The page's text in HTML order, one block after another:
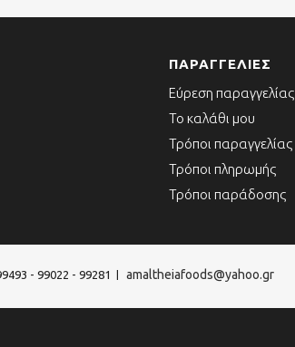
ΠΑΡΑΓΓΕΛΊΕΣ
Εύρεση παραγγελίας
Το καλάθι μου
Τρόποι παραγγελίας
Τρόποι πληρωμής
Τρόποι παράδοσης
- 99022 - 99281 amaltheiafoods@yahoo.gr